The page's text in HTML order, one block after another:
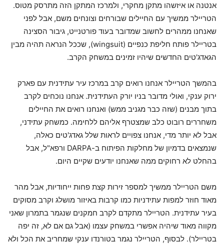
אנטנה או איזשהו מתקן מחקרי, ולמרכז המתקן הזה מתרסק מטוס.
הטריילר ממשיך עם החיילים שבורחים וצונחים משם, אבל לפני
שאנחנו ממהרים לחשוב שמדובר בעוד פורטנייט, גיבור הסצינה
בטריילר פותח חליפת כנפיים (wingsuit), שככל הנראה תהיה מבין
הגאדג'טים החדשים שיהיו זמינים במשחק הקרב.
בהמשך הטריילר אנחנו רואים קרב במרכז עיר עתידנית עם פארק
ירוק ענקי, ואולי מדובר בניו יורק העתידנית. אנחנו נוכחים לקרב
בתוך מבנים (שזה כבר מגניב ממש) ואנחנו רואים את החיילים
משחררים רובוט כלב שמצטרף אליהם ללחימה. כמשחק עתידני,
אבל לא יותר מדי, אנחנו צפויים לראות שלל גאדג'טים כאלה,
שנמצאים בדמיון של מחלקות הפיתוח ב-DARPA ורפא"ל, אבל
בהחלט לא רחוקים ממה שאנחנו יודעים שקיים היום.
משם הטריילר ממשיך למספר זירות קצת פחות ייחודיות, אבל מהר
מאוד חוזר למפות עתידניות כמו קרבות באיזור מושלג וקרב מסוקים
בעיר עתידנית. הטריילר מתקדם לקרב חמקנים שנגמר בתמרון שאני
מקווה מאוד שיהיה אפשרי במשחק עצמו (אבל גם אם לא, זה יפה
בטריילר). לבסוף, הטריילר נגמר בטורנדו ענקי שמחריב את הכל ולא